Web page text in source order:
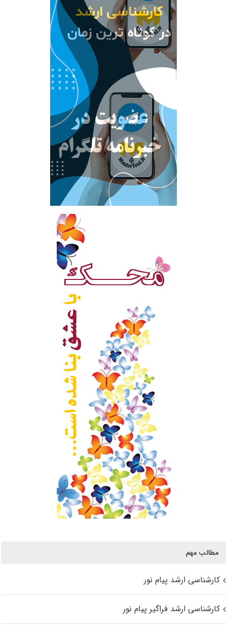
مطالب مهم
کارشناسی ارشد پیام نور
کارشناسی ارشد فراگیر پیام نور